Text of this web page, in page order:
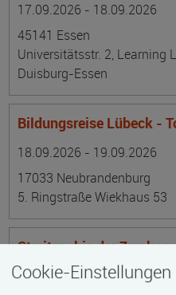
17.09.2026 - 18.09.2026
45141 Essen
Universitätsstr. 2, Learning
Duisburg-Essen
Bildungsreise Lübeck -
18.09.2026 - 19.09.2026
17033 Neubrandenburg
5. Ringstraße Wiekhaus 53
Streiten, bis der Zug
Datum:
18.09.2026
Ortsangabe
Cookie-Einstellungen